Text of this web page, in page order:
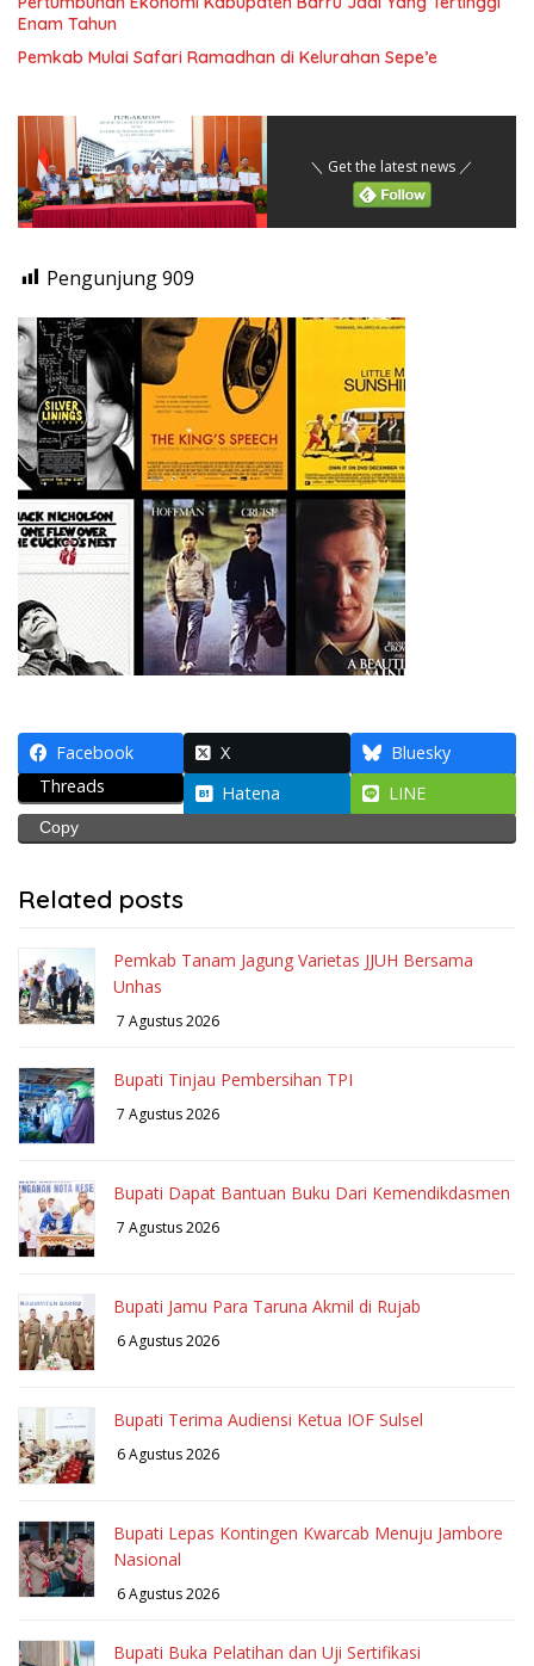
Enam Tahun
Pemkab Mulai Safari Ramadhan di Kelurahan Sepe’e
＼ Get the latest news ／
Pengunjung909
Facebook X
Bluesky
Threads
Hatena LINE
Copy
Related posts
Pemkab Tanam Jagung Varietas JJUH Bersama
Unhas
7 Agustus 2026
Bupati Tinjau Pembersihan TPI
7 Agustus 2026
Bupati Dapat Bantuan Buku Dari Kemendikdasmen
7 Agustus 2026
Bupati Jamu Para Taruna Akmil di Rujab
6 Agustus 2026
Bupati Terima Audiensi Ketua IOF Sulsel
6 Agustus 2026
Bupati Lepas Kontingen Kwarcab Menuju Jambore
Nasional
6 Agustus 2026
Bupati Buka Pelatihan dan Uji Sertifikasi